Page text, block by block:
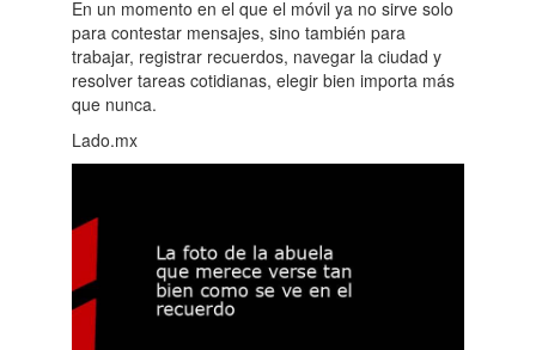
En un momento en el que el móvil ya no sirve solo
para contestar mensajes, sino también para
trabajar, registrar recuerdos, navegar la ciudad y
resolver tareas cotidianas, elegir bien importa más
que nunca.
Lado.mx